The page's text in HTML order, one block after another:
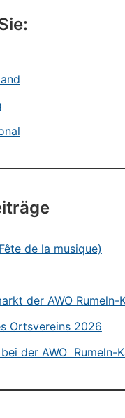
de la musique)
der AWO Rumeln-
Ortsvereins 2026
der AWO Rumeln-